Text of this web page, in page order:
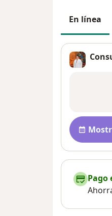
En línea
Pago